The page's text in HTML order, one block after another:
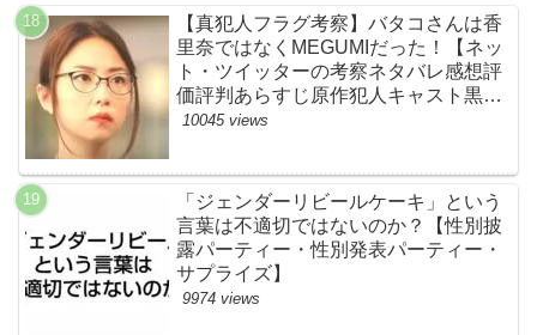
【真犯人フラグ考察】バタコさんは香
里奈ではなくMEGUMIだった！【ネッ
ト・ツイッターの考察ネタバレ感想評
価評判あらすじ原作犯人キャスト黒幕
伏線まとめ】
10045 views
「ジェンダーリビールケーキ」という
言葉は不適切ではないのか？【性別披
露パーティー・性別発表パーティー・
サプライズ】
9974 views